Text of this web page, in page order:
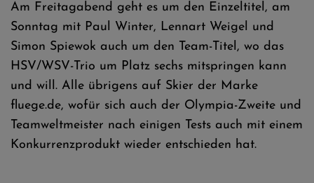
Am Freitagabend geht es um den Einzeltitel, am
Sonntag mit Paul Winter, Lennart Weigel und
Simon Spiewok auch um den Team-Titel, wo das
HSV/WSV-Trio um Platz sechs mitspringen kann
und will. Alle übrigens auf Skier der Marke
fluege.de, wofür sich auch der Olympia-Zweite und
Teamweltmeister nach einigen Tests auch mit einem
Konkurrenzprodukt wieder entschieden hat.